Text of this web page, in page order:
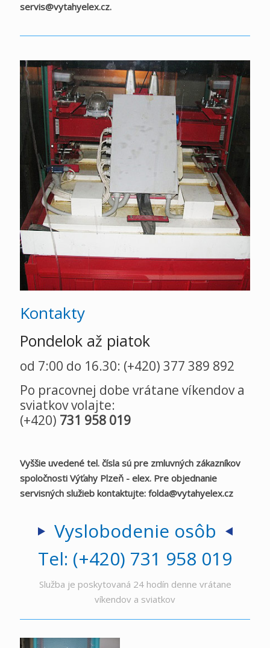
servis@vytahyelex.cz.
Kontakty
Pondelok až piatok
od 7:00 do 16.30: (+420) 377 389 892
Po pracovnej dobe vrátane víkendov a
sviatkov volajte:
(+420) 731 958 019
Vyššie uvedené tel. čísla sú pre zmluvných zákazníkov
spoločnosti Výťahy Plzeň - elex. Pre objednanie
servisných služieb kontaktujte: folda@vytahyelex.cz
Vyslobodenie osôb
Tel: (+420) 731 958 019
Služba je poskytovaná 24 hodín denne vrátane
víkendov a sviatkov